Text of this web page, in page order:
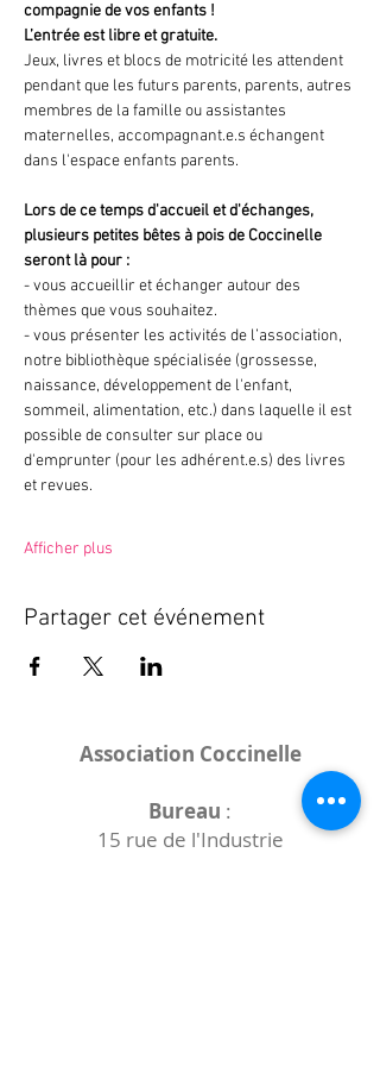
compagnie de vos enfants !
L’entrée est libre et gratuite.
Jeux, livres et blocs de motricité les attendent
pendant que les futurs parents, parents, autres
membres de la famille ou assistantes
maternelles, accompagnant.e.s échangent
dans l'espace enfants parents.
Lors de ce temps d'accueil et d'échanges,
plusieurs petites bêtes à pois de Coccinelle
seront là pour :
- vous accueillir et échanger autour des
thèmes que vous souhaitez.
- vous présenter les activités de l’association,
notre bibliothèque spécialisée (grossesse,
naissance, développement de l'enfant,
sommeil, alimentation, etc.) dans laquelle il est
possible de consulter sur place ou
d'emprunter (pour les adhérent.e.s) des livres
et revues.
Afficher plus
Partager cet événement
Association Coccinelle
Bureau :
15 rue de l'Industrie